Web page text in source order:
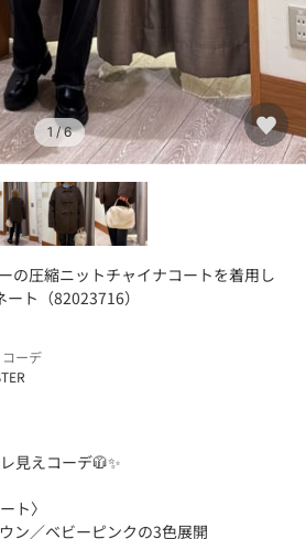
1 / 6
の圧縮ニットチャイナコートを着用し
ト（82023716）
ーデ
見えコーデ🧥✨
ト〉
ン／ベビーピンクの3色展開